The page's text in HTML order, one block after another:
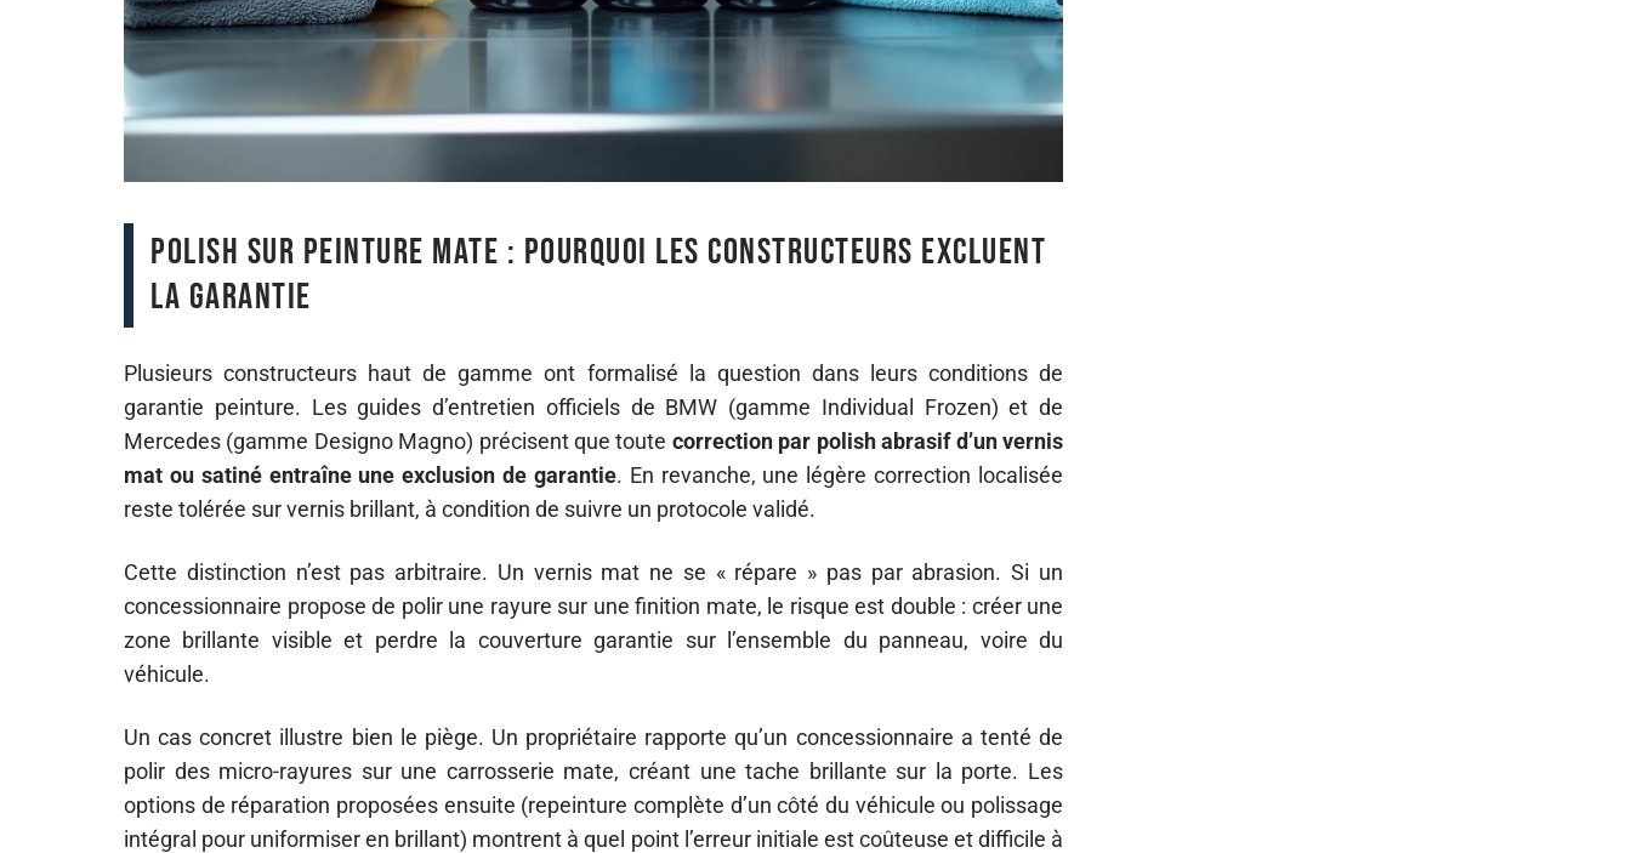
Polish sur peinture mate : pourquoi les constructeurs excluent
la garantie
Plusieurs constructeurs haut de gamme ont formalisé la question dans leurs conditions de
garantie peinture. Les guides d’entretien officiels de BMW (gamme Individual Frozen) et de
Mercedes (gamme Designo Magno) précisent que toute correction par polish abrasif d’un vernis
mat ou satiné entraîne une exclusion de garantie. En revanche, une légère correction localisée
reste tolérée sur vernis brillant, à condition de suivre un protocole validé.
Cette distinction n’est pas arbitraire. Un vernis mat ne se « répare » pas par abrasion. Si un
concessionnaire propose de polir une rayure sur une finition mate, le risque est double : créer une
zone brillante visible et perdre la couverture garantie sur l’ensemble du panneau, voire du
véhicule.
Un cas concret illustre bien le piège. Un propriétaire rapporte qu’un concessionnaire a tenté de
polir des micro-rayures sur une carrosserie mate, créant une tache brillante sur la porte. Les
options de réparation proposées ensuite (repeinture complète d’un côté du véhicule ou polissage
intégral pour uniformiser en brillant) montrent à quel point l’erreur initiale est coûteuse et difficile à